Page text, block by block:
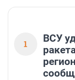
1
ВСУ